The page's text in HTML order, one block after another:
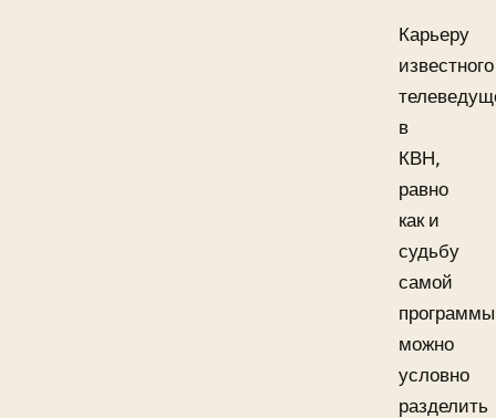
Карьеру
известного
в
КВН,
равно
как и
судьбу
самой
можно
условно
разделить